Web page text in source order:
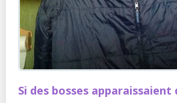
Si des bosses apparaissaient